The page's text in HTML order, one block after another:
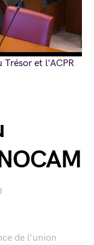
de l'union
Trésor et l'ACPR